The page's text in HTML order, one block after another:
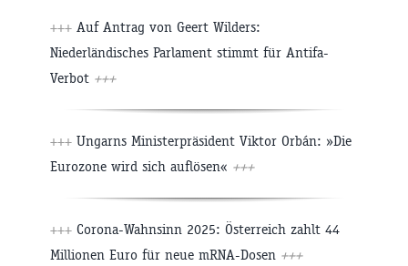
+++ Auf Antrag von Geert Wilders:
Niederländisches Parlament stimmt für Antifa-
Verbot +++
+++ Ungarns Ministerpräsident Viktor Orbán: »Die
Eurozone wird sich auflösen« +++
+++ Corona-Wahnsinn 2025: Österreich zahlt 44
Millionen Euro für neue mRNA-Dosen +++